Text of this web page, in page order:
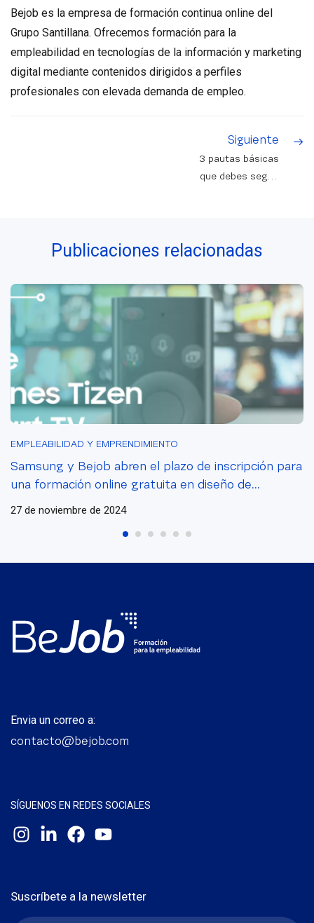
Bejob es la empresa de formación continua online del
Grupo Santillana. Ofrecemos formación para la
empleabilidad en tecnologías de la información y marketing
digital mediante contenidos dirigidos a perfiles
profesionales con elevada demanda de empleo.
Siguiente
3 pautas básicas
que debes seguir
Publicaciones relacionadas
EMPLEABILIDAD Y EMPRENDIMIENTO
Samsung y Bejob abren el plazo de inscripción para
una formación online gratuita en diseño de
aplicaciones Tizen en Smart TV
27 de noviembre de 2024
Suscríbete a la newsletter
Envia un correo a:
contacto@bejob.com
SÍGUENOS EN REDES SOCIALES